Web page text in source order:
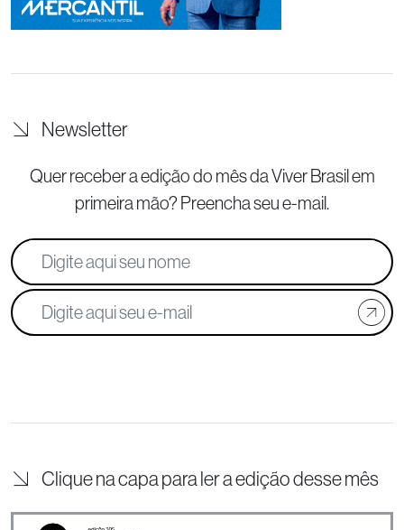
Newsletter
Quer receber a edição do mês da Viver Brasilem
primeira mão? Preencha seu e-mail.
Clique na capa para ler a edição desse mês